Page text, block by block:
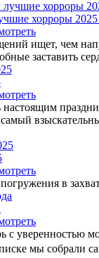
хорроры 2025
ищет, чем
заставить
настоящим
в
с уверенностью
мы собрали